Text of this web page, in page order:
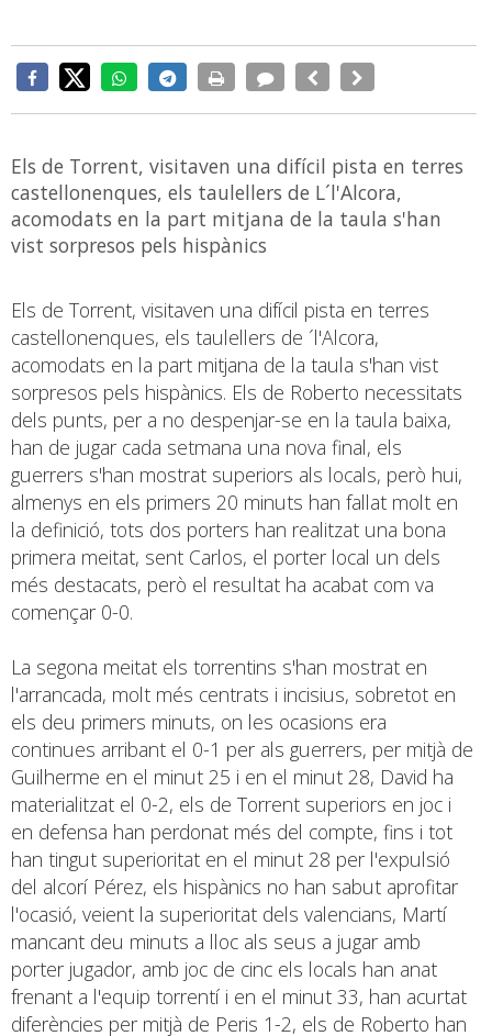
Els de Torrent, visitaven una difícil pista en terres
castellonenques, els taulellers de L´l'Alcora,
acomodats en la part mitjana de la taula s'han
vist sorpresos pels hispànics
Els de Torrent, visitaven una difícil pista en terres
castellonenques, els taulellers de ´l'Alcora,
acomodats en la part mitjana de la taula s'han vist
sorpresos pels hispànics. Els de Roberto necessitats
dels punts, per a no despenjar-se en la taula baixa,
han de jugar cada setmana una nova final, els
guerrers s'han mostrat superiors als locals, però hui,
almenys en els primers 20 minuts han fallat molt en
la definició, tots dos porters han realitzat una bona
primera meitat, sent Carlos, el porter local un dels
més destacats, però el resultat ha acabat com va
començar 0-0.
La segona meitat els torrentins s'han mostrat en
l'arrancada, molt més centrats i incisius, sobretot en
els deu primers minuts, on les ocasions era
continues arribant el 0-1 per als guerrers, per mitjà de
Guilherme en el minut 25 i en el minut 28, David ha
materialitzat el 0-2, els de Torrent superiors en joc i
en defensa han perdonat més del compte, fins i tot
han tingut superioritat en el minut 28 per l'expulsió
del alcorí Pérez, els hispànics no han sabut aprofitar
l'ocasió, veient la superioritat dels valencians, Martí
mancant deu minuts a lloc als seus a jugar amb
porter jugador, amb joc de cinc els locals han anat
frenant a l'equip torrentí i en el minut 33, han acurtat
diferències per mitjà de Peris 1-2, els de Roberto han